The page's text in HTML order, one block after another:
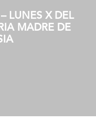
LUNES X DEL
MADRE DE